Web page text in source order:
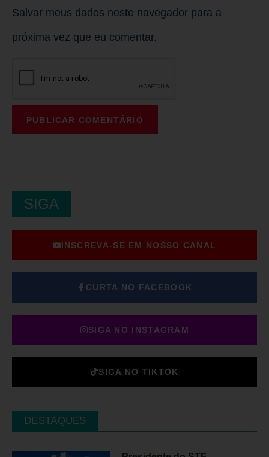
Salvar meus dados neste navegador para a
próxima vez que eu comentar.
SIGA
INSCREVA-SE EM NOSSO CANAL
CURTA NO FACEBOOK
SIGA NO INSTAGRAM
SIGA NO TIKTOK
DESTAQUES